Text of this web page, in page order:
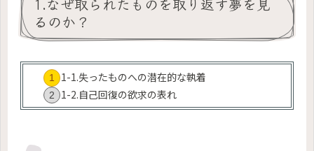
るのか？
1-1.失ったものへの潜在的な執着
1-2.自己回復の欲求の表れ